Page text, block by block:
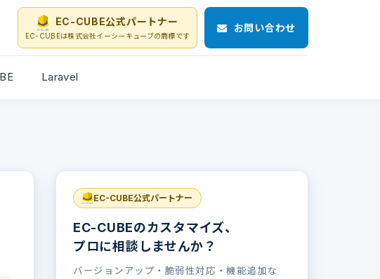
EC-CUBE公式パートナー
EC-CUBEは株式会社イーシーキューブの商標です
お問い合わせ
Laravel
EC-CUBE公式パートナー
EC-CUBEのカスタマイズ、
プロに相談しませんか？
バージョンアップ・脆弱性対応・機能追加な